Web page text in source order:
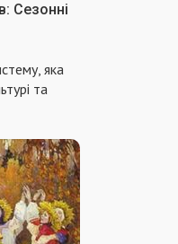
Сезонні
яка
та